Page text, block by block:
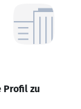
Profil zu